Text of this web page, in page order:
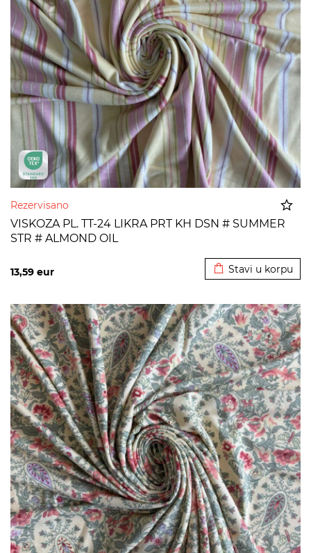
Rezervisano
VISKOZA PL. TT-24 LIKRA PRT KH DSN # SUMMER
STR # ALMOND OIL
13,59 eur Stavi u korpu